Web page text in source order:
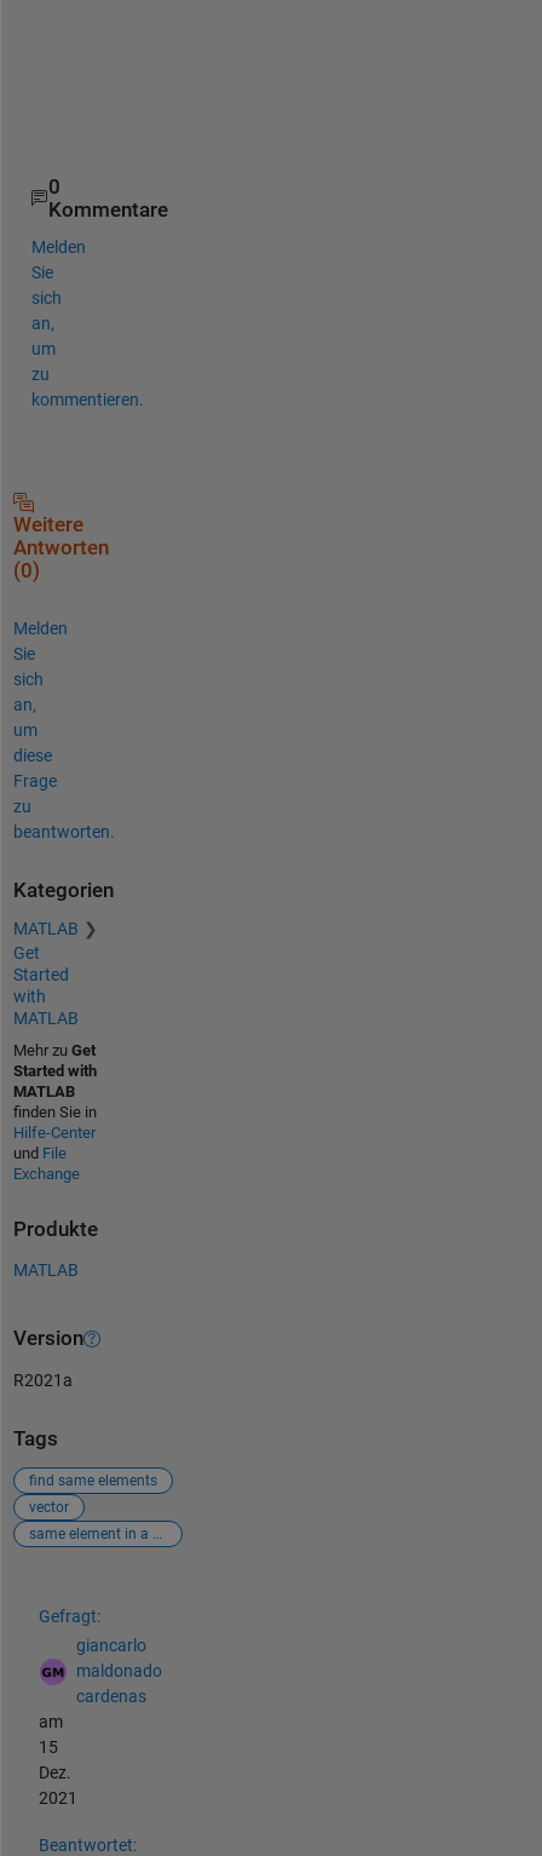
0
Kommentare
Melden
Sie
sich
an,
um
zu
kommentieren.
Weitere
Antworten
(0)
Melden
Sie
sich
an,
um
diese
Frage
zu
beantworten.
Kategorien
MATLAB
Get
Started
with
MATLAB
Mehr zu Get
Started with
MATLAB
finden Sie in
Hilfe-Center
und File
Exchange
Produkte
MATLAB
Version
R2021a
Tags
find same elements
vector
same element in a vector
Gefragt:
giancarlo
maldonado
cardenas
am
15
Dez.
2021
Beantwortet: